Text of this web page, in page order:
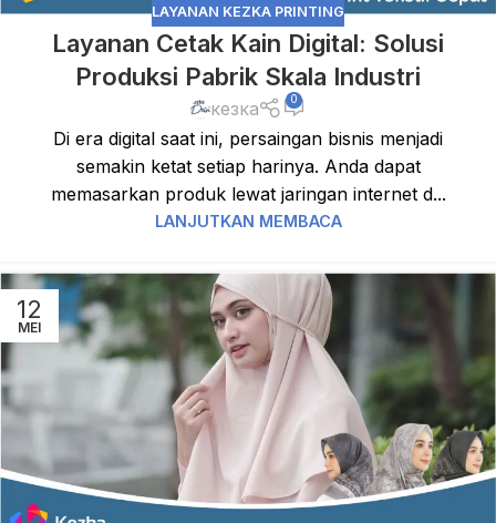
LAYANAN KEZKA PRINTING
Layanan Cetak Kain Digital: Solusi
Produksi Pabrik Skala Industri
кезка 0
Di era digital saat ini, persaingan bisnis menjadi
semakin ketat setiap harinya. Anda dapat
memasarkan produk lewat jaringan internet d...
LANJUTKAN MEMBACA
12
MEI